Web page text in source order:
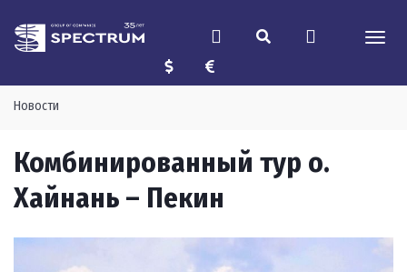
Новости
Комбинированный тур о.
Хайнань – Пекин